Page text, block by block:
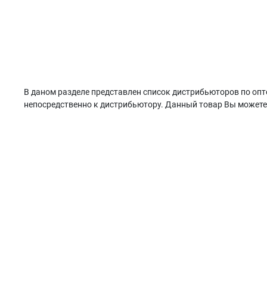
В даном разделе представлен список дистрибьюторов по
непосредственно к дистрибьютору. Данный товар Вы